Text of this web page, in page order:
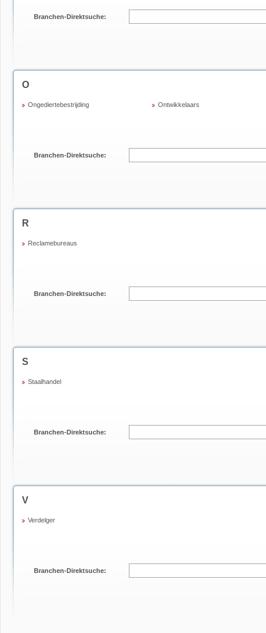
Branchen-Direktsuche:
O
Ongediertebestrijding Ontwikkelaars
Branchen-Direktsuche:
R
Reclamebureaus
Branchen-Direktsuche:
S
Staalhandel
Branchen-Direktsuche:
V
Verdelger
Branchen-Direktsuche: